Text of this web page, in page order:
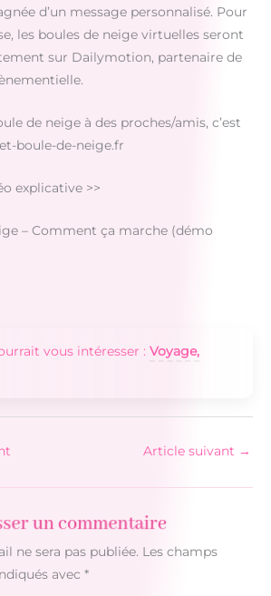
d’un message personnalisé. Pour
les boules de neige virtuelles seront
sur Dailymotion, partenaire de
de neige à des proches/amis, c’est
boule-de-neige.fr
explicative >>
– Comment ça marche (démo
vous intéresser : Voyage,
Article suivant →
un commentaire
ne sera pas publiée. Les champs
avec *